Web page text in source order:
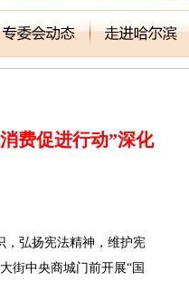
费促进行动”深化
弘扬宪法精神，维护宪
街中央商城门前开展“国